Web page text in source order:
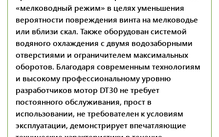
«мелководный режим» в целях уменьшения
вероятности повреждения винта на мелководье
или вблизи скал. Также оборудован системой
водяного охлаждения с двумя водозаборными
отверстиями и ограничителем максимальных
оборотов. Благодаря современным технологиям
и высокому профессиональному уровню
разработчиков мотор DT30 не требует
постоянного обслуживания, прост в
использовании, не требователен к условиям
эксплуатации, демонстрирует впечатляющие